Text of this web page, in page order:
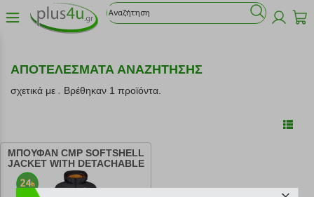
ΑΠΟΤΕΛΕΣΜΑΤΑ ΑΝΑΖΗΤΗΣΗΣ
σχετικά με . Βρέθηκαν 1 προϊόντα.
ΜΠΟΥΦΑΝ CMP SOFTSHELL
JACKET WITH DETACHABLE
HOOD ΑΝΘΡΑΚΙ (50)